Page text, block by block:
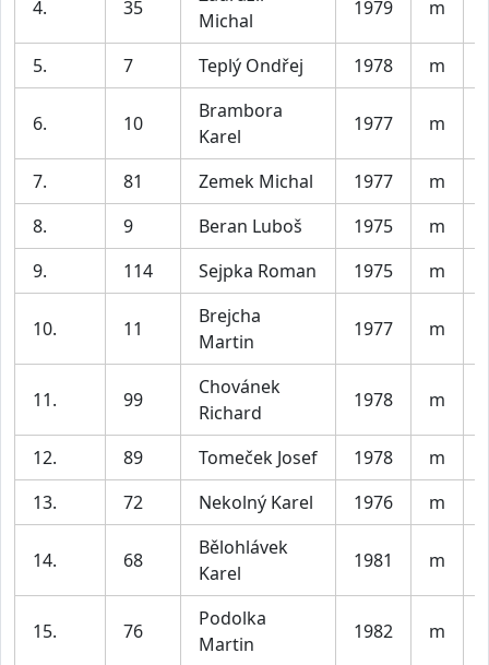
4. 35
Michal
1979 m
5. 7 Teplý Ondřej 1978 m
6. 10
Brambora
Karel
1977 m
7.
81 Zemek Michal 1977 m
8.
9 Beran Luboš 1975
m
9.
114 Sejpka Roman 1975 m
10. 11
Brejcha
Martin
1977 m
11. 99
Chovánek
Richard
1978 m
12. 89 Tomeček Josef 1978 m
13.
72 Nekolný Karel 1976 m
14. 68
Bělohlávek
Karel
1981 m
15. 76
Podolka
Martin
1982 m